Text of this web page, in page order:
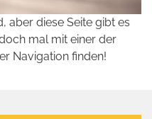
aber diese Seite gibt es
mal mit einer der
Navigation finden!